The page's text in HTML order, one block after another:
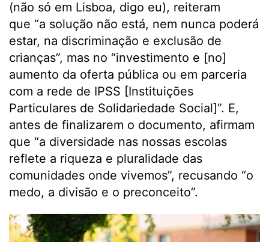
(não só em Lisboa, digo eu), reiteram
que “a solução não está, nem nunca poderá
estar, na discriminação e exclusão de
crianças”, mas no “investimento e [no]
aumento da oferta pública ou em parceria
com a rede de IPSS [Instituições
Particulares de Solidariedade Social]”. E,
antes de finalizarem o documento, afirmam
que “a diversidade nas nossas escolas
reflete a riqueza e pluralidade das
comunidades onde vivemos”, recusando “o
medo, a divisão e o preconceito”.